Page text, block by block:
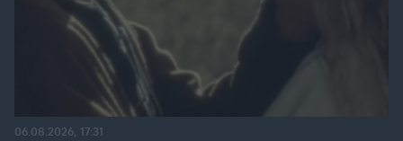
06.08.2026, 17:31